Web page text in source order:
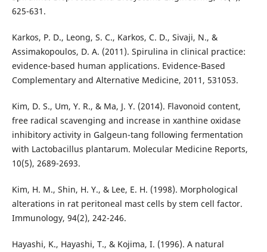
625-631.
Karkos, P. D., Leong, S. C., Karkos, C. D., Sivaji, N., &
Assimakopoulos, D. A. (2011). Spirulina in clinical practice:
evidence-based human applications. Evidence-Based
Complementary and Alternative Medicine, 2011, 531053.
Kim, D. S., Um, Y. R., & Ma, J. Y. (2014). Flavonoid content,
free radical scavenging and increase in xanthine oxidase
inhibitory activity in Galgeun-tang following fermentation
with Lactobacillus plantarum. Molecular Medicine Reports,
10(5), 2689-2693.
Kim, H. M., Shin, H. Y., & Lee, E. H. (1998). Morphological
alterations in rat peritoneal mast cells by stem cell factor.
Immunology, 94(2), 242-246.
Hayashi, K., Hayashi, T., & Kojima, I. (1996). A natural